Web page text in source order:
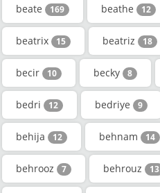
beate 169 beathe 12
beatrix 15 beatriz 18
becir 10 becky 8
bedri 12 bedriye 9
behija 12 behnam 14
behrooz 7 behrouz 13